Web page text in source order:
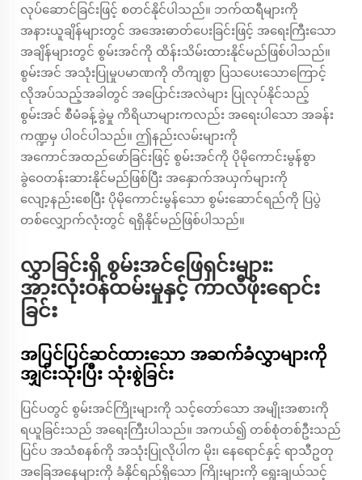
လုပ်ဆောင်ခြင်းဖြင့် စတင်နိုင်ပါသည်။ ဘက်ထရီများကို
အနားယူချိန်များတွင် အအေးဓာတ်ပေးခြင်းဖြင့် အရေးကြီးသော
အချိန်များတွင် စွမ်းအင်ကို ထိန်းသိမ်းထားနိုင်မည်ဖြစ်ပါသည်။
စွမ်းအင် အသုံးပြုမှုပမာဏကို တိကျစွာ ပြသပေးသောကြောင့်
လိုအပ်သည့်အခါတွင် အပြောင်းအလဲများ ပြုလုပ်နိုင်သည့်
စွမ်းအင် စီမံခန့်ခွဲမှု ကိရိယာများကလည်း အရေးပါသော အခန်း
ကဏ္ဍမှ ပါဝင်ပါသည်။ ဤနည်းလမ်းများကို
အကောင်အထည်ဖော်ခြင်းဖြင့် စွမ်းအင်ကို ပိုမိုကောင်းမွန်စွာ
ခွဲဝေတန်းဆားနိုင်မည်ဖြစ်ပြီး အနှောက်အယှက်များကို
လျော့နည်းစေပြီး ပိုမိုကောင်းမွန်သော စွမ်းဆောင်ရည်ကို ပြပွဲ
တစ်လျှောက်လုံးတွင် ရရှိနိုင်မည်ဖြစ်ပါသည်။
လွှာခြင်းရှိ စွမ်းအင်ဖြေရှင်းများ:
အားလုံးဝန်ထမ်းမှုနှင့် ကာလီဖိုးရောင်း
ခြင်း
အပြင်ပြင်ဆင်ထားသော အဆက်ခံလွှာများကို
အျှင်းသုံးပြီး သုံးစွဲခြင်း
ပြင်ပတွင် စွမ်းအင်ကြိုးများကို သင့်တော်သော အမျိုးအစားကို
ရယူခြင်းသည် အရေးကြီးပါသည်။ အကယ်၍ တစ်စုံတစ်ဦးသည်
ပြင်ပ အသံစနစ်ကို အသုံးပြုလိုပါက မိုး၊ နေရောင်နှင့် ရာသီဥတု
အခြေအနေများကို ခံနိုင်ရည်ရှိသော ကြိုးများကို ရွေးချယ်သင့်